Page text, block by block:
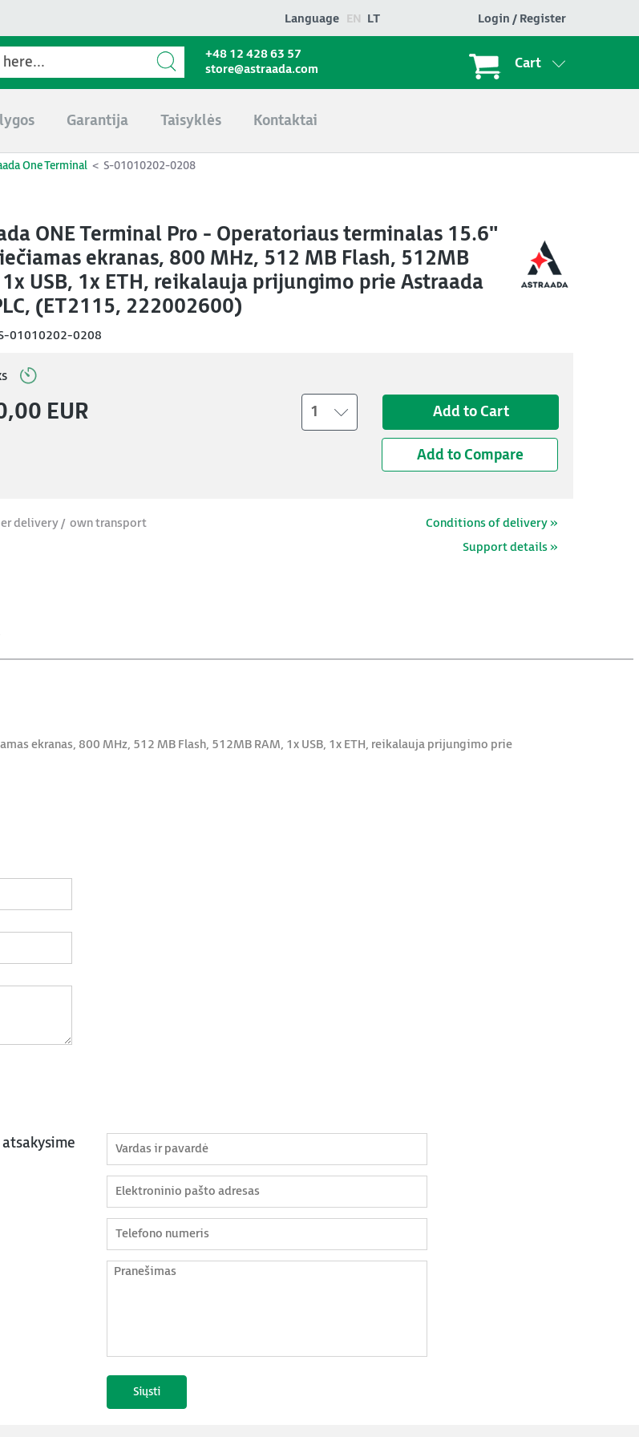
Language EN LT Login / Register
+48 12 428 63 57
store@astraada.com
Cart
Garantija Taisyklės Kontaktai
One Terminal S-01010202-0208
ONE Terminal Pro - Operatoriaus terminalas 15.6"
ekranas, 800 MHz, 512 MB Flash, 512MB
1x USB, 1x ETH, reikalauja prijungimo prie Astraada
(ET2115, 222002600)
01010202-0208
Add to Cart
1
Add to Compare
EUR
delivery / own transport
Conditions of delivery »
Support details »
ekranas, 800 MHz, 512 MB Flash, 512MB RAM, 1x USB, 1x ETH, reikalauja prijungimo prie